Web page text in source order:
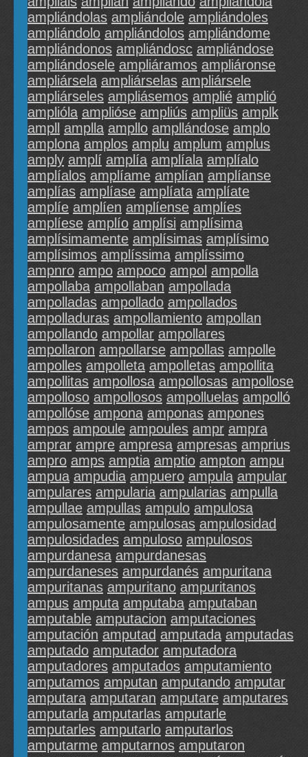
ampliándolas ampliándole ampliándoles
ampliándolo ampliándolos ampliándome
ampliándonos ampliándosc ampliándose
ampliándosele ampliáramos ampliáronse
ampliársela ampliárselas ampliársele
ampliárseles ampliásemos amplié amplió
amplióla amplióse ampliús ampliüs amplk
ampll
amplla ampllo ampllándose amplo
amplona amplos amplu amplum amplus
amply amplí amplía amplíala amplíalo
amplíalos amplíame amplían amplíanse
amplías amplíase amplíata amplíate
amplíe amplíen amplíense amplíes
amplíese amplío amplísi amplísima
amplísimamente amplísimas amplísimo
amplísimos amplíssima amplíssimo
ampnro ampo ampoco ampol ampolla
ampollaba ampollaban ampollada
ampolladas ampollado ampollados
ampolladuras ampollamiento ampollan
ampollando ampollar ampollares
ampollaron ampollarse ampollas ampolle
ampolles ampolleta ampolletas ampollita
ampollitas ampollosa ampollosas ampollose
ampolloso ampollosos ampolluelas ampolló
ampollóse ampona amponas ampones
ampos ampoule ampoules ampr ampra
amprar ampre ampresa ampresas amprius
ampro amps amptia amptio ampton ampu
ampua ampudia ampuero ampula ampular
ampulares ampularia ampularias ampulla
ampullae ampullas ampulo ampulosa
ampulosamente ampulosas ampulosidad
ampulosidades ampuloso ampulosos
ampurdanesa ampurdanesas
ampurdaneses ampurdanés ampuritana
ampuritanas ampuritano ampuritanos
ampus amputa amputaba amputaban
amputable amputacion amputaciones
amputación amputad amputada amputadas
amputado amputador amputadora
amputadores amputados amputamiento
amputamos amputan amputando amputar
amputara amputaran amputare amputares
amputarla amputarlas amputarle
amputarles amputarlo amputarlos
amputarme amputarnos amputaron